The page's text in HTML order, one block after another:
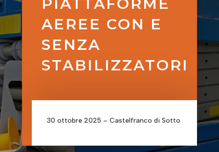
PIATTAFORME
AEREE CON E
SENZA
STABILIZZATORI
30 ottobre 2025 – Castelfranco di Sotto